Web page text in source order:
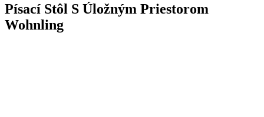
Písací Stôl S Úložným Priestorom
Wohnling